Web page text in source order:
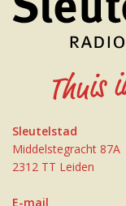
Sleutelstad
Middelstegracht 87A
2312 TT Leiden
E-mail